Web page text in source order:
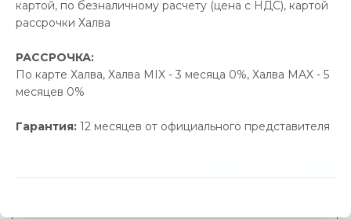
картой, по безналичному расчету (цена с НДС), картой
рассрочки Халва
РАССРОЧКА:
По карте Халва, Халва MIX - 3 месяца 0%, Халва MAX - 5
месяцев 0%
Гарантия: 12 месяцев от официального представителя
В наличии
Новая цена
1 579.00 р. 1 662.00 р. 83.00 р.